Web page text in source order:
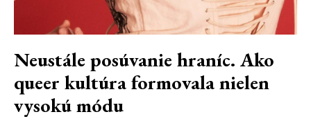
Neustále posúvanie hraníc. Ako
queer kultúra formovala nielen
vysokú módu